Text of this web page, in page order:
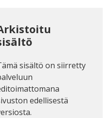
sisältö on siirretty
edellisestä